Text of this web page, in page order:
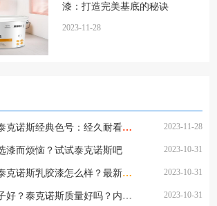
漆：打造完美基底的秘诀
2023-11-28
乳胶漆选色就选泰克诺斯经典色号：经久耐看，不易翻车 2023-11-28
漆而烦恼？试试泰克诺斯吧 2023-10-31
乳胶漆如何选？泰克诺斯乳胶漆怎么样？最新好看、环保、性价比又高的乳胶漆品牌推荐 2023-10-31
乳胶漆选什么牌子好？泰克诺斯质量好吗？内行人教你如何选墙面漆，看完不踩坑 2023-10-31